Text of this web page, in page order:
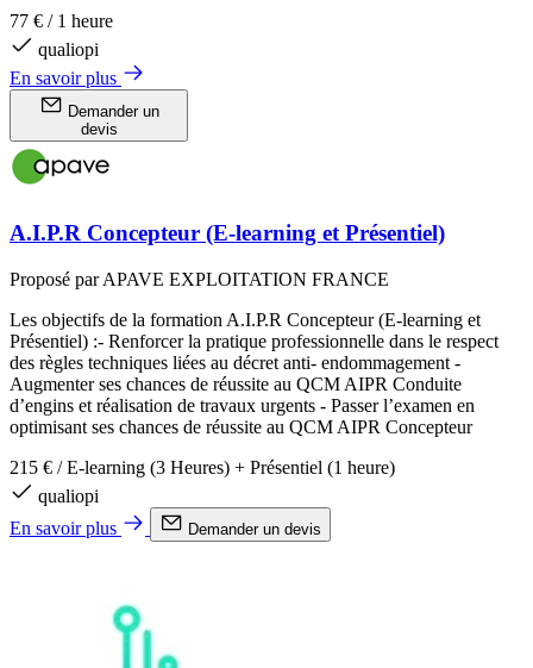
77 € / 1 heure
qualiopi
En savoir plus
Demander un
devis
A.I.P.R Concepteur (E-learning et Présentiel)
Proposé par APAVE EXPLOITATION FRANCE
Les objectifs de la formation A.I.P.R Concepteur (E-learning et
Présentiel) :- Renforcer la pratique professionnelle dans le respect
des règles techniques liées au décret anti- endommagement -
Augmenter ses chances de réussite au QCM AIPR Conduite
d’engins et réalisation de travaux urgents - Passer l’examen en
optimisant ses chances de réussite au QCM AIPR Concepteur
215 € / E-learning (3 Heures) + Présentiel (1 heure)
qualiopi
En savoir plus
Demander un devis